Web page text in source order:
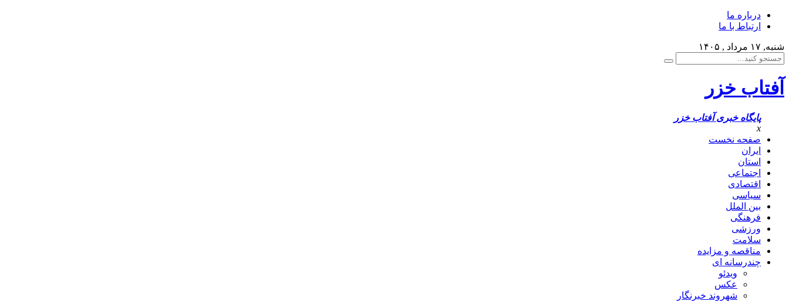
درباره ما
ارتباط با ما
شنبه, ۱۷ مرداد , ۱۴۰۵
آفتاب خزر
پایگاه خبری آفتاب خزر
x
صفحه نخست
ایران
استان
اجتماعی
اقتصادی
سیاسی
بین الملل
فرهنگی
ورزشی
سلامت
مناقصه و مزایده
چندرسانه ای
ویدئو
عکس
شهروند خبرنگار